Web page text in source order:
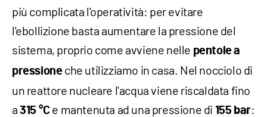
più complicata l'operatività: per evitare
l'ebollizione basta aumentare la pressione del
sistema, proprio come avviene nelle pentole a
pressioneche utilizziamo in casa. Nel nocciolo di
un reattore nucleare l'acqua viene riscaldata fino
a315 °Ce mantenuta ad una pressione di 155 bar: